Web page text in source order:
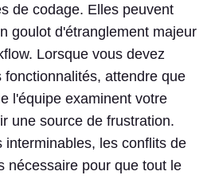
de codage. Elles peuvent
goulot d'étranglement majeur
Lorsque vous devez
fonctionnalités, attendre que
l'équipe examinent votre
une source de frustration.
interminables, les conflits de
nécessaire pour que tout le